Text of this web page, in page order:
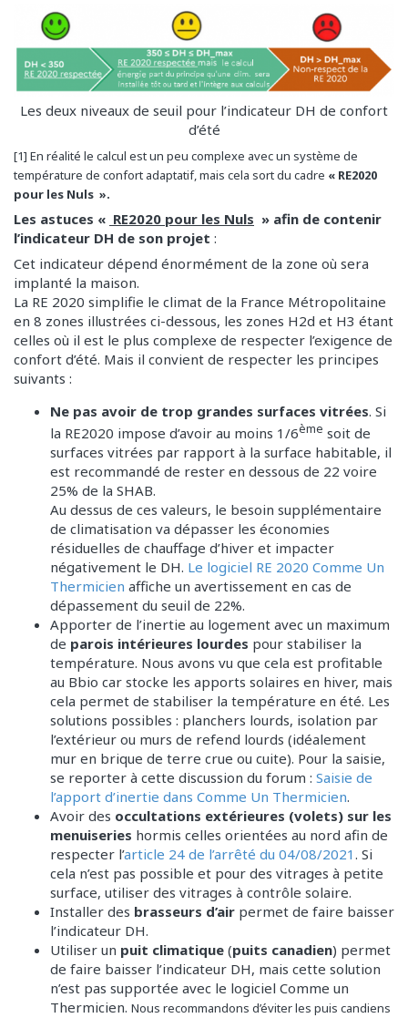
Les deux niveaux de seuil pour l’indicateur DH de confort
d’été
[1] En réalité le calcul est un peu complexe avec un système de
température de confort adaptatif, mais cela sort du cadre « RE2020
pour les Nuls ».
Les astuces « RE2020 pour les Nuls » afin de contenir
l’indicateur DH de son projet :
Cet indicateur dépend énormément de la zone où sera
implanté la maison.
La RE 2020 simplifie le climat de la France Métropolitaine
en 8 zones illustrées ci-dessous, les zones H2d et H3 étant
celles où il est le plus complexe de respecter l’exigence de
confort d’été. Mais il convient de respecter les principes
suivants :
Ne pas avoir de trop grandes surfaces vitrées. Si
la RE2020 impose d’avoir au moins 1/6ème soit de
surfaces vitrées par rapport à la surface habitable, il
est recommandé de rester en dessous de 22 voire
25% de la SHAB.
Au dessus de ces valeurs, le besoin supplémentaire
de climatisation va dépasser les économies
résiduelles de chauffage d’hiver et impacter
négativement le DH. Le logiciel RE 2020 Comme Un
Thermicien affiche un avertissement en cas de
dépassement du seuil de 22%.
Apporter de l’inertie au logement avec un maximum
de parois intérieures lourdes pour stabiliser la
température. Nous avons vu que cela est profitable
au Bbio car stocke les apports solaires en hiver, mais
cela permet de stabiliser la température en été. Les
solutions possibles : planchers lourds, isolation par
l’extérieur ou murs de refend lourds (idéalement
mur en brique de terre crue ou cuite). Pour la saisie,
se reporter à cette discussion du forum : Saisie de
l’apport d’inertie dans Comme Un Thermicien.
Avoir des occultations extérieures (volets) sur les
menuiseries hormis celles orientées au nord afin de
respecter l’article 24 de l’arrêté du 04/08/2021 . Si
cela n’est pas possible et pour des vitrages à petite
surface, utiliser des vitrages à contrôle solaire.
Installer des brasseurs d’air permet de faire baisser
l’indicateur DH.
Utiliser un puit climatique (puits canadien) permet
de faire baisser l’indicateur DH, mais cette solution
n’est pas supportée avec le logiciel Comme un
Thermicien. Nous recommandons d’éviter les puis candiens